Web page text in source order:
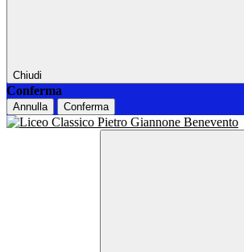
Chiudi
Conferma
Annulla Conferma